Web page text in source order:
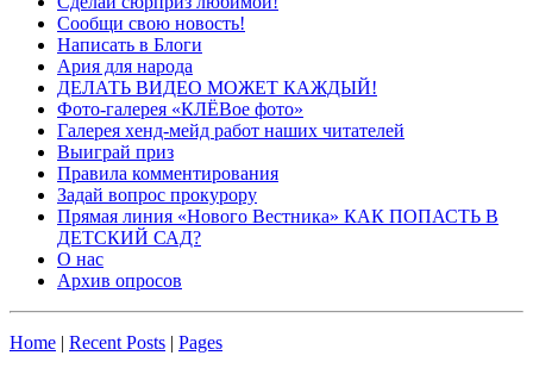
Сообщи свою новость!
Написать в Блоги
Ария для народа
ДЕЛАТЬ ВИДЕО МОЖЕТ КАЖДЫЙ!
Фото-галерея «КЛЁВое фото»
Галерея хенд-мейд работ наших читателей
Выиграй приз
Правила комментирования
Задай вопрос прокурору
Прямая линия «Нового Вестника» КАК ПОПАСТЬ В
ДЕТСКИЙ САД?
О нас
Архив опросов
Home | Recent Posts | Pages